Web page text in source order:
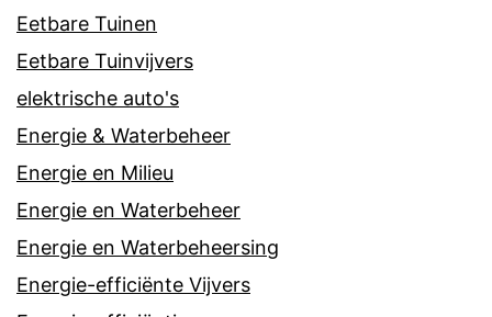
Eetbare Tuinen
Eetbare Tuinvijvers
elektrische auto's
Energie & Waterbeheer
Energie en Milieu
Energie en Waterbeheer
Energie en Waterbeheersing
Energie-efficiënte Vijvers